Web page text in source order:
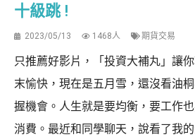
十級跳 !
2023/05/13 1468人 期貨交易
只推薦好影片，「投資大補丸」讓
末愉快，現在是五月雪，還沒看油
握機會。人生就是要均衡，要工作
消費。最近和同學聊天，說看了我